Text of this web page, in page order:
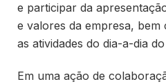
e participar da
e valores da empresa,
as atividades do dia-a-dia
Em uma ação de